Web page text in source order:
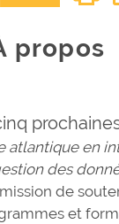
propos
atlantique en
des
de
et